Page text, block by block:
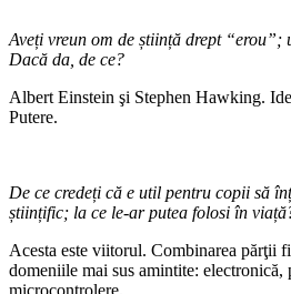
Aveți vreun om de știință drept “erou”;
Dacă da, de ce?
Albert Einstein şi Stephen Hawking.
Putere.
De ce credeți că e util pentru copii să
științific; la ce le-ar putea folosi în
Acesta este viitorul. Combinarea părţii
domeniile mai sus amintite: electronică,